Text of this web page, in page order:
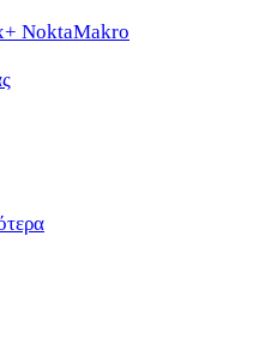
NoktaMakro